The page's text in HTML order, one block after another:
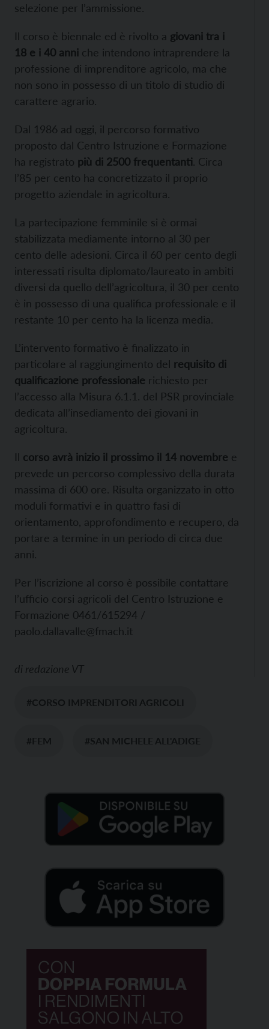
selezione per l’ammissione.
Il corso è biennale ed è rivolto a giovani tra i
18 e i 40 anni che intendono intraprendere la
professione di imprenditore agricolo, ma che
non sono in possesso di un titolo di studio di
carattere agrario.
Dal 1986 ad oggi, il percorso formativo
proposto dal Centro Istruzione e Formazione
ha registrato più di 2500 frequentanti. Circa
l’85 per cento ha concretizzato il proprio
progetto aziendale in agricoltura.
La partecipazione femminile si è ormai
stabilizzata mediamente intorno al 30 per
cento delle adesioni. Circa il 60 per cento degli
interessati risulta diplomato/laureato in ambiti
diversi da quello dell’agricoltura, il 30 per cento
è in possesso di una qualifica professionale e il
restante 10 per cento ha la licenza media.
L’intervento formativo è finalizzato in
particolare al raggiungimento del requisito di
qualificazione professionale richiesto per
l’accesso alla Misura 6.1.1. del PSR provinciale
dedicata all’insediamento dei giovani in
agricoltura.
Il corso avrà inizio il prossimo il 14 novembre e
prevede un percorso complessivo della durata
massima di 600 ore. Risulta organizzato in otto
moduli formativi e in quattro fasi di
orientamento, approfondimento e recupero, da
portare a termine in un periodo di circa due
anni.
Per l’iscrizione al corso è possibile contattare
l’ufficio corsi agricoli del Centro Istruzione e
Formazione 0461/615294 /
paolo.dallavalle@fmach.it
di redazione VT
#CORSO IMPRENDITORI AGRICOLI
#FEM #SAN MICHELE ALL'ADIGE